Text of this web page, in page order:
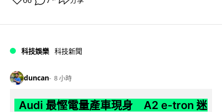
科技娛樂 科技新聞
duncan 8 小時
Audi 最慳電量產車現身 A2 e-tron 迷